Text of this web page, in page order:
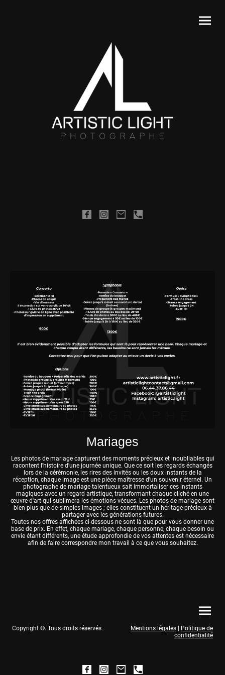
Mariages
Les photos de mariage capturent des moments précieux et inoubliables qui
racontent l'histoire d'une journée unique. Que ce soit les regards échangés
lors de la cérémonie, les rires des invités ou les doux instants de la
réception, chaque image est une pièce maîtresse d'un souvenir éternel. Un
photographe de mariage talentueux sait immortaliser ces instants
magiques avec un regard artistique, transformant chaque cliché en une
œuvre d'art qui sublimera les émotions vécues. Les photos de mariage sont
bien plus que de simples images ; elles constituent un héritage précieux à
partager avec les générations futures.
Toutes nos offres affichées ci-dessous ne sont là que pour vous donner une
base de prix. En effet, chaque mariage, chaque personne, chaque besoin ou
envie étant différents, une étude approfondie de vos attentes est nécessaire
afin de faire correspondre mon travail à ce que vous souhaitez.
Copyright ©. Tous droits réservés. Mentions légales | Politique de
confidentialité